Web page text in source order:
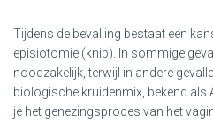
Tijdens de bevalling bestaat een
episiotomie (knip). In sommige
noodzakelijk, terwijl in andere
biologische kruidenmix, bekend als
je het genezingsproces van het